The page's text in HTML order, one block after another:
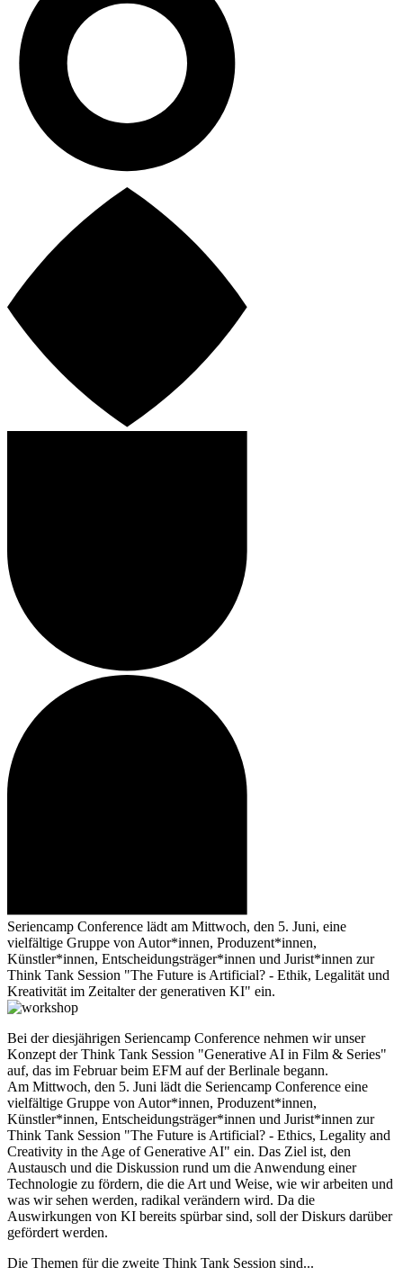
Seriencamp Conference lädt am Mittwoch, den 5. Juni, eine
vielfältige Gruppe von Autor*innen, Produzent*innen,
Künstler*innen, Entscheidungsträger*innen und Jurist*innen zur
Think Tank Session "The Future is Artificial? - Ethik, Legalität und
Kreativität im Zeitalter der generativen KI" ein.
Bei der diesjährigen Seriencamp Conference nehmen wir unser
Konzept der Think Tank Session "Generative AI in Film & Series"
auf, das im Februar beim EFM auf der Berlinale begann.
Am Mittwoch, den 5. Juni lädt die Seriencamp Conference eine
vielfältige Gruppe von Autor*innen, Produzent*innen,
Künstler*innen, Entscheidungsträger*innen und Jurist*innen zur
Think Tank Session "The Future is Artificial? - Ethics, Legality and
Creativity in the Age of Generative AI" ein. Das Ziel ist, den
Austausch und die Diskussion rund um die Anwendung einer
Technologie zu fördern, die die Art und Weise, wie wir arbeiten und
was wir sehen werden, radikal verändern wird. Da die
Auswirkungen von KI bereits spürbar sind, soll der Diskurs darüber
gefördert werden.
Die Themen für die zweite Think Tank Session sind...